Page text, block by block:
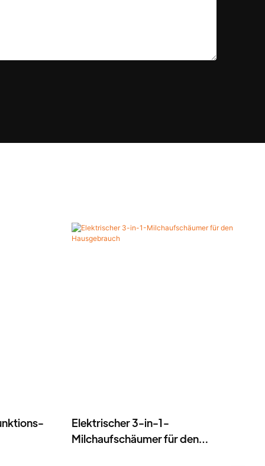
Elektrischer 3-in-1-
Milchaufschäumer für den